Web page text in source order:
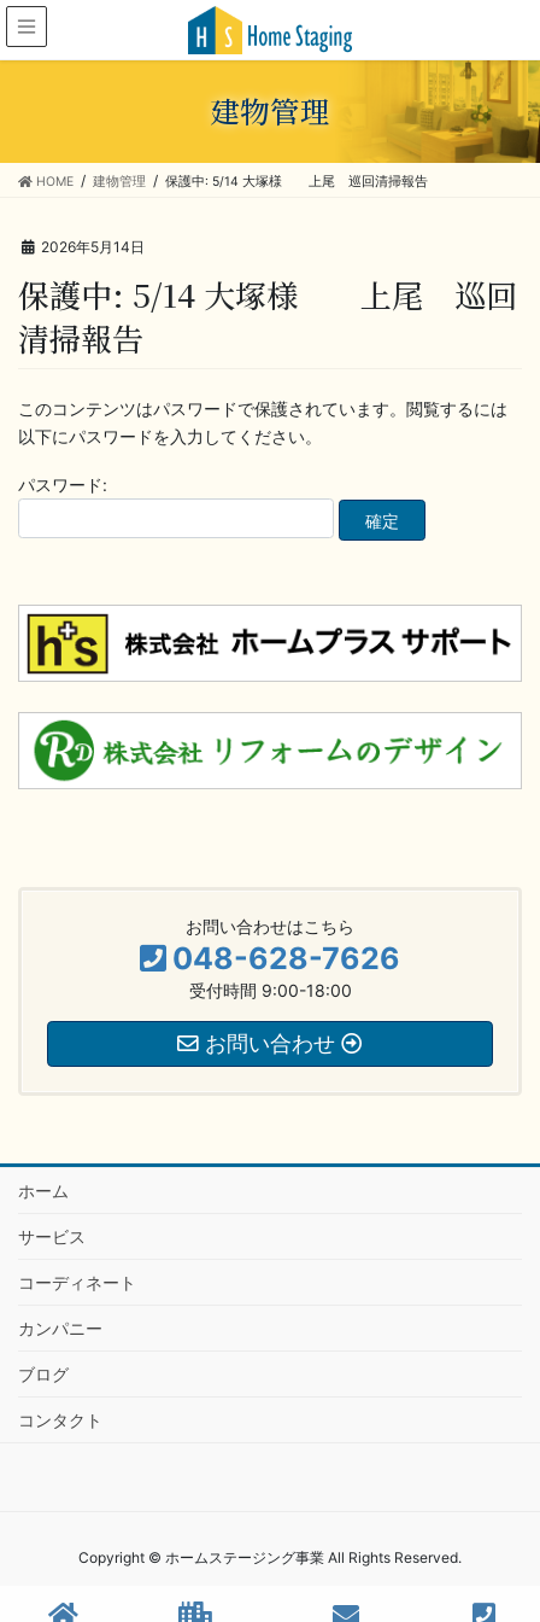
建物管理
HOME 建物管理 保護中: 5/14 大塚様 上尾 巡回清掃報告
2026年5月14日
保護中: 5/14 大塚様 上尾 巡回
清掃報告
このコンテンツはパスワードで保護されています。閲覧するには
以下にパスワードを入力してください。
パスワード:
お問い合わせはこちら
048-628-7626
受付時間 9:00-18:00
お問い合わせ
ホーム
サービス
コーディネート
カンパニー
ブログ
コンタクト
Copyright © ホームステージング事業 All Rights Reserved.